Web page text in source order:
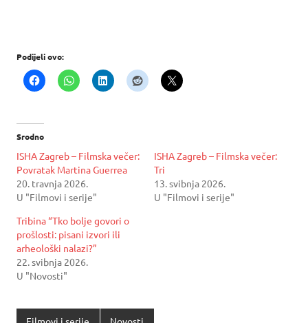
Podijeli ovo:
Srodno
ISHA Zagreb – Filmska večer:
Povratak Martina Guerrea
20. travnja 2026.
U "Filmovi i serije"
ISHA Zagreb – Filmska večer:
Tri
13. svibnja 2026.
U "Filmovi i serije"
Tribina “Tko bolje govori o
prošlosti: pisani izvori ili
arheološki nalazi?”
22. svibnja 2026.
U "Novosti"